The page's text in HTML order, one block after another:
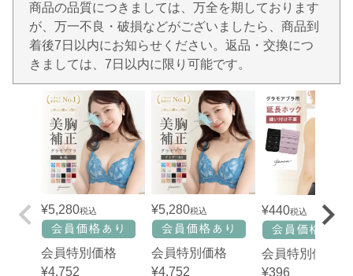
商品の品質につきましては、万全を期しております
が、万一不良・破損などがございましたら、商品到
着後7日以内にお知らせください。返品・交換につ
きましては、7日以内に限り可能です。
¥5,280税込
会員特別価格
¥4,752
¥5,280税込
会員特別価格
¥4,752
¥440税込
会員特別価格
¥396